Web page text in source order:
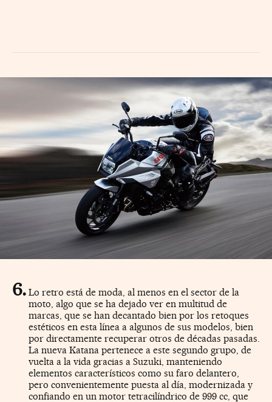
Lo retro está de moda, al menos en el sector de la
moto, algo que se ha dejado ver en multitud de
marcas, que se han decantado bien por los retoques
estéticos en esta línea a algunos de sus modelos, bien
por directamente recuperar otros de décadas pasadas.
La nueva Katana pertenece a este segundo grupo, de
vuelta a la vida gracias a Suzuki, manteniendo
elementos característicos como su faro delantero,
pero convenientemente puesta al día, modernizada y
confiando en un motor tetracilíndrico de 999 cc, que